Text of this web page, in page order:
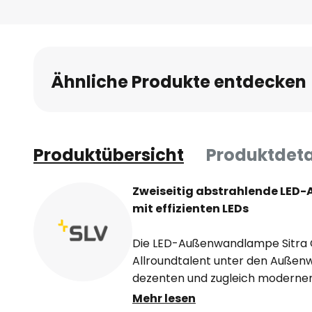
Ähnliche Produkte entdecken
Produktübersicht
Zweiseitig abstrahlende
mit effizienten LEDs
Die LED-Außenwandlampe
Allroundtalent unter den
dezenten und zugleich
Außengestaltung harmonisch
Mehr lesen